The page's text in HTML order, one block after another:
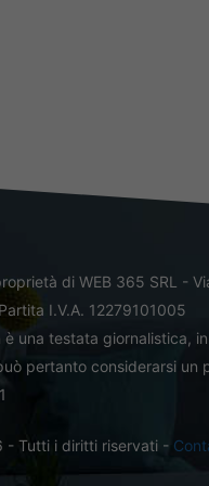
di WEB 365 SRL -
I.V.A. 12279101005
è una testata giornalistica,
pertanto considerarsi un
Tutti i diritti riservati -